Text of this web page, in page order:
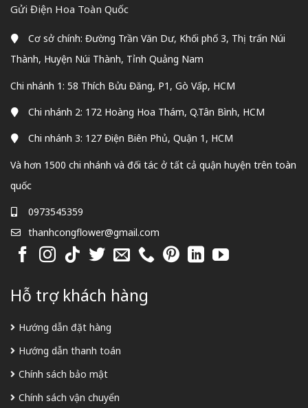
Gửi Điện Hoa Toàn Quốc
Cơ sở chính: Đường Trần Văn Dư, Khối phố 3, Thị trấn Núi
Thành, Huyện Núi Thành, Tỉnh Quảng Nam
Chi nhánh 1: 58 Thích Bửu Đăng, P1, Gò Vấp, HCM
Chi nhánh 2: 172 Hoàng Hoa Thám, Q.Tân Bình, HCM
Chi nhánh 3: 127 Điện Biên Phủ, Quận 1, HCM
Và hơn 1500 chi nhánh và đối tác ở tất cả quận huyện trên toàn
quốc
0973545359
thanhcongflower@gmail.com
Hỗ trợ khách hàng
Hướng dẫn đặt hàng
Hướng dẫn thanh toán
Chính sách bảo mật
Chính sách vận chuyển